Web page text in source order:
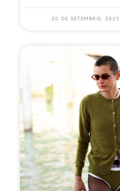
20 DE SETEMBRO, 2023